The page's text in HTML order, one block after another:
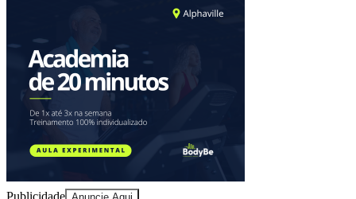
Publicidade